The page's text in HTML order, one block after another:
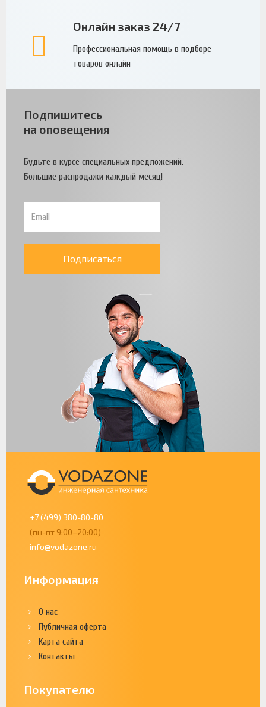
Онлайн заказ 24/7
Профессиональная помощь в подборе
товаров онлайн
Подпишитесь
на оповещения
Будьте в курсе специальных предложений.
Большие распродажи каждый месяц!
Подписаться
+7 (499) 380-80-80
(пн-пт 9:00–20:00)
info@vodazone.ru
Информация
О нас
Публичная оферта
Карта сайта
Контакты
Покупателю